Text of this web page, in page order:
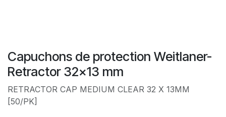
Capuchons de protection Weitlaner-
Retractor 32x13 mm
RETRACTOR CAP MEDIUM CLEAR 32 X 13MM
[50/PK]